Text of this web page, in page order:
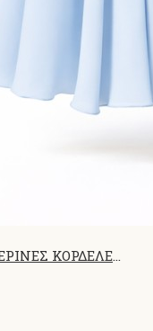
ΦΟΡΕΜΑ ΜΕ ΕΝΑΝ ΩΜΟ ΚΑΙ ΑΕΡΙΝΕΣ ΚΟΡΔΕΛΕΣ 26458